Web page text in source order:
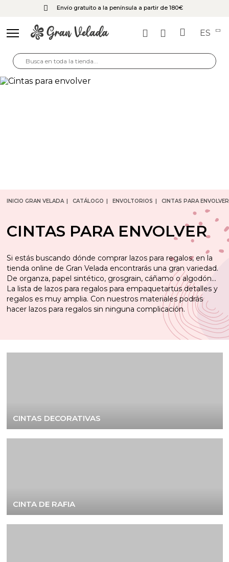
Envío gratuito a la península a partir de 180€
ES
INICIO GRAN VELADA CATÁLOGO ENVOLTORIOS CINTAS PARA ENVOLVER
CINTAS PARA ENVOLVER
Si estás buscando dónde comprar lazos para regalos, en la
tienda online de Gran Velada encontrarás una gran variedad.
De organza, papel sintético, grosgrain, cáñamo o algodón...
La lista de lazos para regalos para empaquetartus detalles y
regalos es muy amplia. Con nuestros materiales podrás
hacer lazos para regalos sin ninguna complicación.
CINTAS DECORATIVAS
CINTA DE RAFIA